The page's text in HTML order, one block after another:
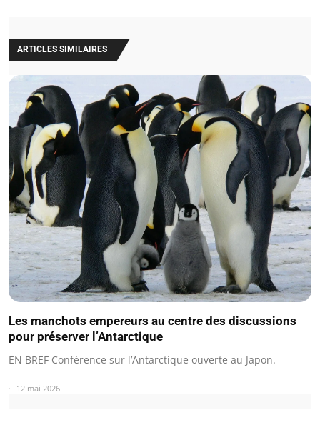
ARTICLES SIMILAIRES
Les manchots empereurs au centre des discussions
pour préserver l’Antarctique
EN BREF Conférence sur l’Antarctique ouverte au Japon.
12 mai 2026